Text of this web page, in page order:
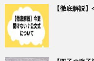
【徹底解説